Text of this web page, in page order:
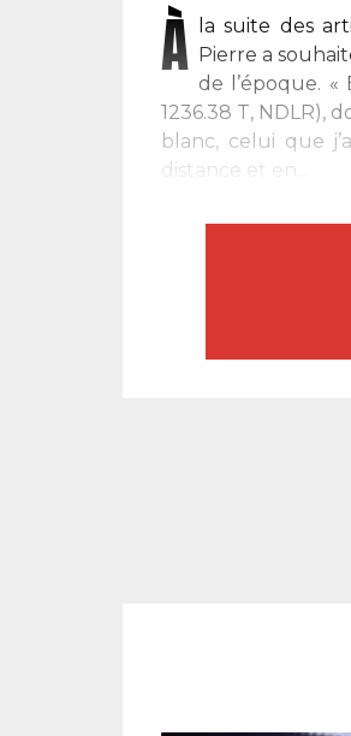
À
la suite des
Pierre a
de l’époque.
1236.38 T, NDLR),
blanc, celui que
distance et en...